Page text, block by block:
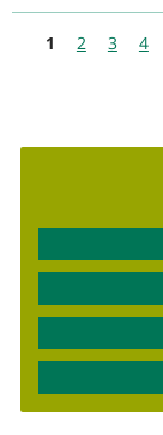
Seiten
1 2 3 4